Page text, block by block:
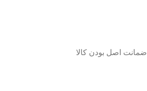
ضمانت اصل بودن کالا